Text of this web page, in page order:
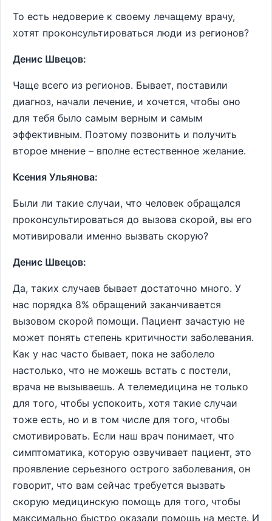
То есть недоверие к своему лечащему врачу,
хотят проконсультироваться люди из регионов?
Денис Швецов:
Чаще всего из регионов. Бывает, поставили
диагноз, начали лечение, и хочется, чтобы оно
для тебя было самым верным и самым
эффективным. Поэтому позвонить и получить
второе мнение – вполне естественное желание.
Ксения Ульянова:
Были ли такие случаи, что человек обращался
проконсультироваться до вызова скорой, вы его
мотивировали именно вызвать скорую?
Денис Швецов:
Да, таких случаев бывает достаточно много. У
нас порядка 8% обращений заканчивается
вызовом скорой помощи. Пациент зачастую не
может понять степень критичности заболевания.
Как у нас часто бывает, пока не заболело
настолько, что не можешь встать с постели,
врача не вызываешь. А телемедицина не только
для того, чтобы успокоить, хотя такие случаи
тоже есть, но и в том числе для того, чтобы
смотивировать. Если наш врач понимает, что
симптоматика, которую озвучивает пациент, это
проявление серьезного острого заболевания, он
говорит, что вам сейчас требуется вызвать
скорую медицинскую помощь для того, чтобы
максимально быстро оказали помощь на месте. И